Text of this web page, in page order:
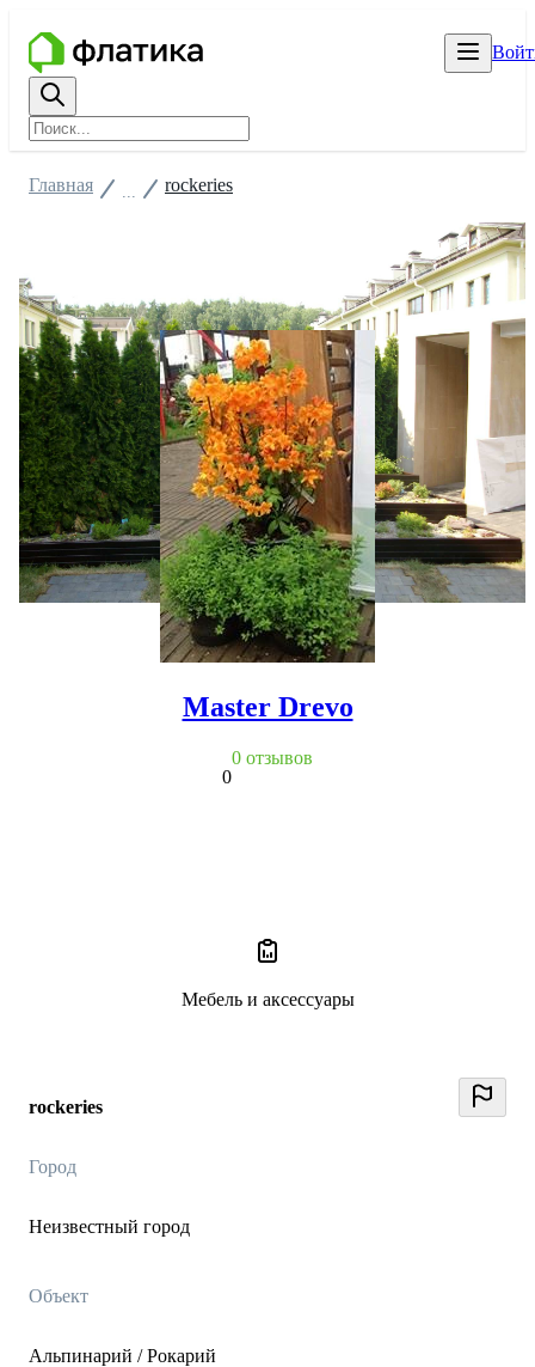
rockeries
Город
Неизвестный город
Объект
Альпинарий / Рокарий
Главная rockeries
Master Drevo
0
0 отзывов
Мебель и аксессуары